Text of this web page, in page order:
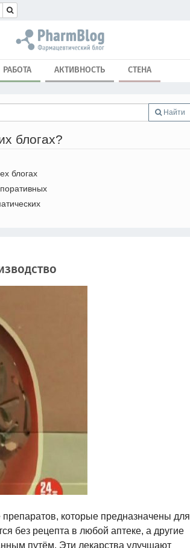
РАБОТА АКТИВНОСТЬ СТЕНА
Найти
блогах?
блогах
которые предназначены для
без рецепта в любой аптеке, а другие
путём. Эти лекарства улучшают